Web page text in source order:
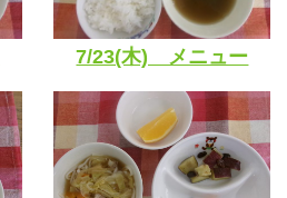
7/23(木) メニュー